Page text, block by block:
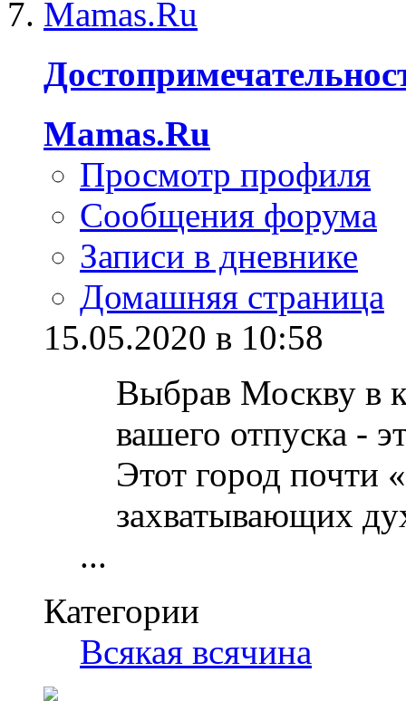
Mamas.Ru
Просмотр профиля
Сообщения форума
Записи в дневнике
Домашняя страница
15.05.2020 в 10:58
Выбрав Москву в
вашего отпуска -
Этот город почти
захватывающих
...
Категории
Всякая всячина